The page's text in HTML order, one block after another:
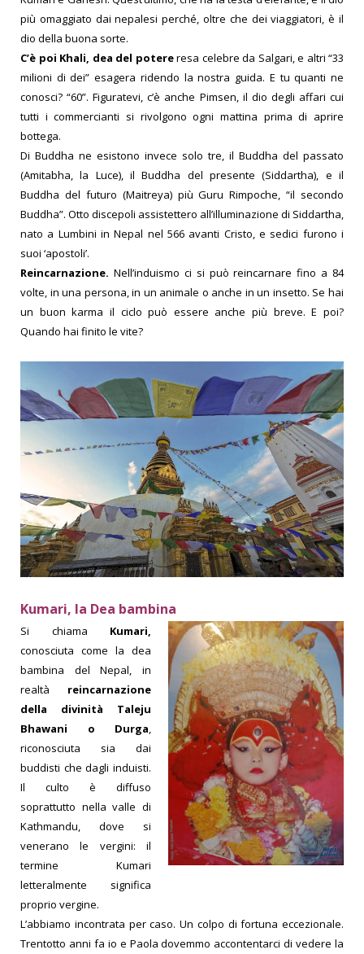
più omaggiato dai nepalesi perché, oltre che dei viaggiatori, è il
dio della buona sorte.
C’è poi Khali, dea del potereresa celebre da Salgari, e altri “33
milioni di dei” esagera ridendo la nostra guida. E tu quanti ne
conosci? “60”. Figuratevi, c’è anche Pimsen, il dio degli affari cui
tutti i commercianti si rivolgono ogni mattina prima di aprire
bottega.
Di Buddha ne esistono invece solo tre, il Buddha del passato
(Amitabha, la Luce), il Buddha del presente (Siddartha), e il
Buddha del futuro (Maitreya) più Guru Rimpoche, “il secondo
Buddha”. Otto discepoli assistettero all’illuminazione di Siddartha,
nato a Lumbini in Nepal nel 566 avanti Cristo, e sedici furono i
suoi ‘apostoli’.
Reincarnazione. Nell’induismo ci si può reincarnare fino a 84
volte, in una persona, in un animale o anche in un insetto. Se hai
un buon karma il ciclo può essere anche più breve. E poi?
Quando hai finito le vite?
Kumari, la Dea bambina
Si chiama Kumari,
conosciuta come la dea
bambina del Nepal, in
realtà reincarnazione
della divinità Taleju
Bhawani o Durga
riconosciuta sia dai
buddisti che dagli induisti.
Il culto è diffuso
soprattutto nella valle di
Kathmandu, dove si
venerano le vergini: il
termine Kumari
letteralmente significa
proprio vergine.
L’abbiamo incontrata per caso. Un colpo di fortuna eccezionale.
Trentotto anni fa io e Paola dovemmo accontentarci di vedere la